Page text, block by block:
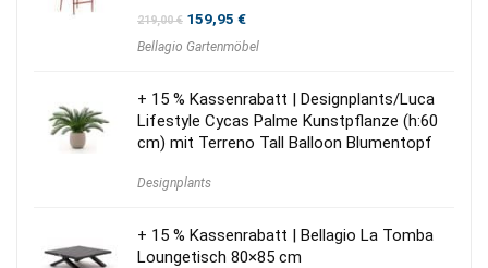
219,00€ Ursprünglicher
war:
159,95 €Aktueller
ist:
Bellagio Gartenmöbel
+ 15 % Kassenrabatt | Designplants/Luca
Lifestyle Cycas Palme Kunstpflanze (h:60
cm) mit Terreno Tall Balloon Blumentopf
Designplants
+ 15 % Kassenrabatt | Bellagio La Tomba
Loungetisch 80×85 cm